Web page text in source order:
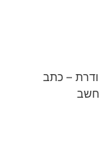
מזוזות מהודרת – כתב